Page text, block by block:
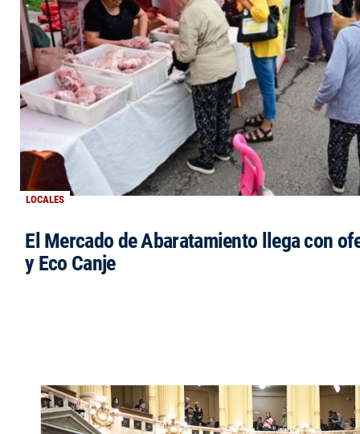
LOCALES
El Mercado de Abaratamiento llega con
y Eco Canje